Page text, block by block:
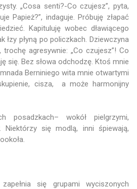
„Cosa senti?-Co czujesz”, pyta,
Papież?”, indaguje. Próbuję złapać
Kapituluję wobec dławiącego
łzy płyną po policzkach. Dziewczyna
agresywnie: „Co czujesz”! Co
się. Bez słowa odchodzę. Ktoś mnie
Berniniego wita mnie otwartymi
cisza, a może harmonijny
posadzkach– wokół pielgrzymi,
Niektórzy się modlą, inni śpiewają,
się grupami wyciszonych